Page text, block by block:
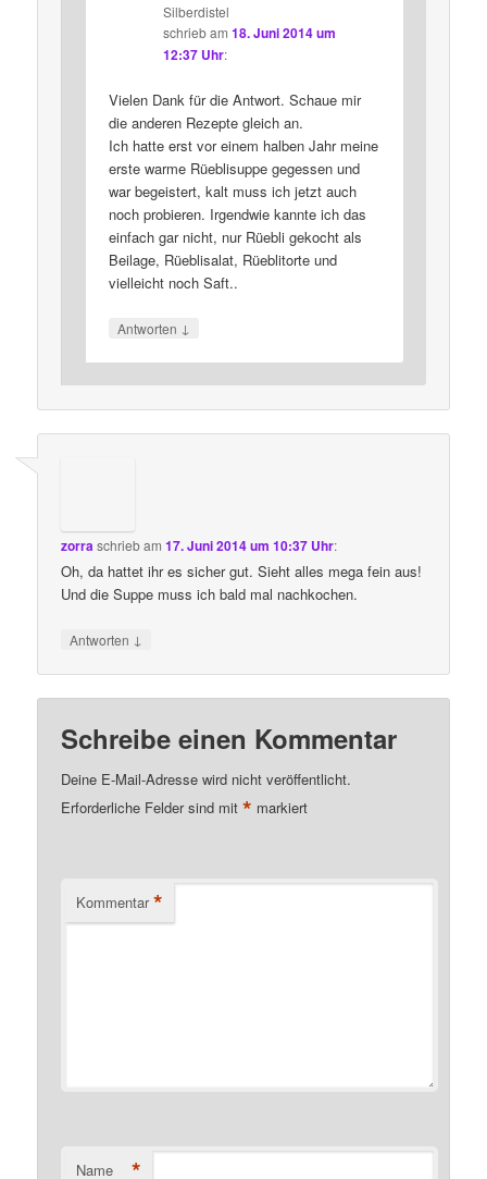
Silberdistel
schriebam18. Juni 2014 um
12:37 Uhr:
Vielen Dank für die Antwort. Schaue mir
die anderen Rezepte gleich an.
Ich hatte erst vor einem halben Jahr meine
erste warme Rüeblisuppe gegessen und
war begeistert, kalt muss ich jetzt auch
noch probieren. Irgendwie kannte ich das
einfach gar nicht, nur Rüebli gekocht als
Beilage, Rüeblisalat, Rüeblitorte und
vielleicht noch Saft..
Antworten ↓
zorraschriebam17. Juni 2014 um 10:37 Uhr:
Oh, da hattet ihr es sicher gut. Sieht alles mega fein aus!
Und die Suppe muss ich bald mal nachkochen.
Antworten ↓
Schreibe einen Kommentar
Deine E-Mail-Adresse wird nicht veröffentlicht.
Erforderliche Felder sind mit* markiert
Kommentar *
Name *